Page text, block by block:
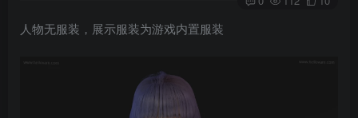
人物无服装，展示服装为游戏内置服装